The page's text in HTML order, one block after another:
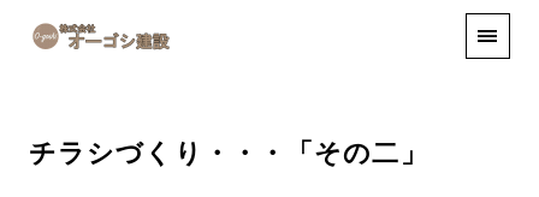
手しごと
チラシづくり・・・「その二」